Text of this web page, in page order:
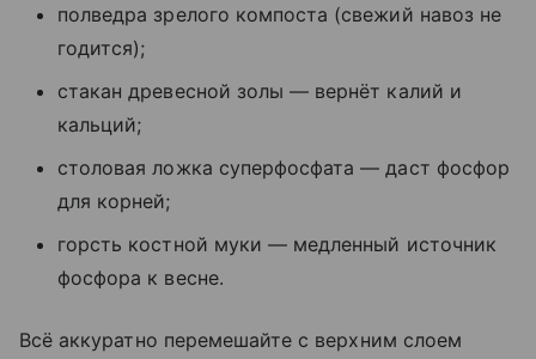
полведра зрелого компоста (свежий навоз не
годится);
стакан древесной золы — вернёт калий и
кальций;
столовая ложка суперфосфата — даст фосфор
для корней;
горсть костной муки — медленный источник
фосфора к весне.
Всё аккуратно перемешайте с верхним слоем